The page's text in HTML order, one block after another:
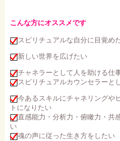
こんな方にオススメです
スピリチュアルな自分に目覚め
新しい世界を広げたい
チャネラーとして人を助ける仕
スピリチュアルカウンセラーと
今あるスキルにチャネリングや
トになりたい
直感能力・分析力・俯瞰力・共
い
魂の声に従った生き方をしたい